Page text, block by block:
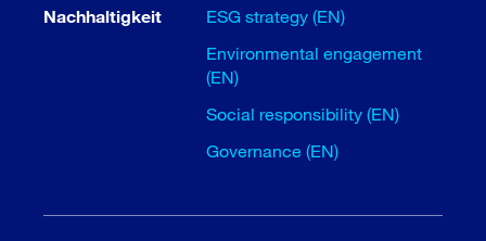
Nachhaltigkeit
ESG strategy (EN)
Environmental engagement
(EN)
Social responsibility (EN)
Governance (EN)